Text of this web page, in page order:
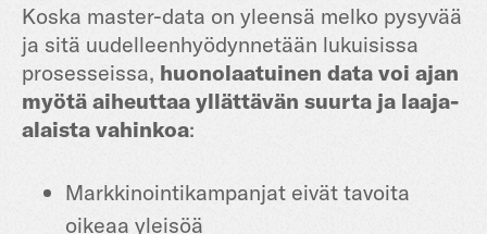
Koska master-data on yleensä melko pysyvää
ja sitä uudelleenhyödynnetään lukuisissa
prosesseissa, huonolaatuinen data voi ajan
myötä aiheuttaa yllättävän suurta ja laaja-
alaista vahinkoa:
Markkinointikampanjat eivät tavoita
oikeaa yleisöä